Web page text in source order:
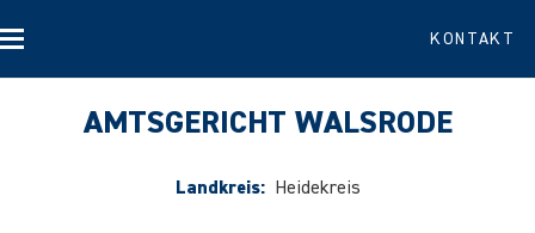
KONTAKT
AMTSGERICHT WALSRODE
Landkreis: Heidekreis